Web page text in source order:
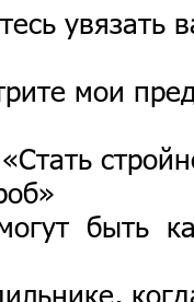
мои
быть